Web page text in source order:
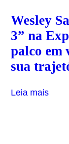
Wesley
3” na
palco em
sua
Leia mais